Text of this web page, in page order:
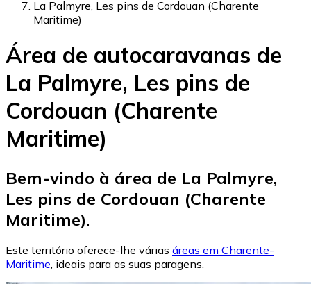
La Palmyre, Les pins de Cordouan (Charente
Maritime)
Área de autocaravanas de
La Palmyre, Les pins de
Cordouan (Charente
Maritime)
Bem-vindo à área de La Palmyre,
Les pins de Cordouan (Charente
Maritime).
Este território oferece-lhe várias áreas em Charente-
Maritime, ideais para as suas paragens.